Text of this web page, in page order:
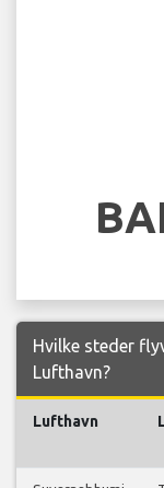
Hvilke steder
Lufthavn?
Lufthavn